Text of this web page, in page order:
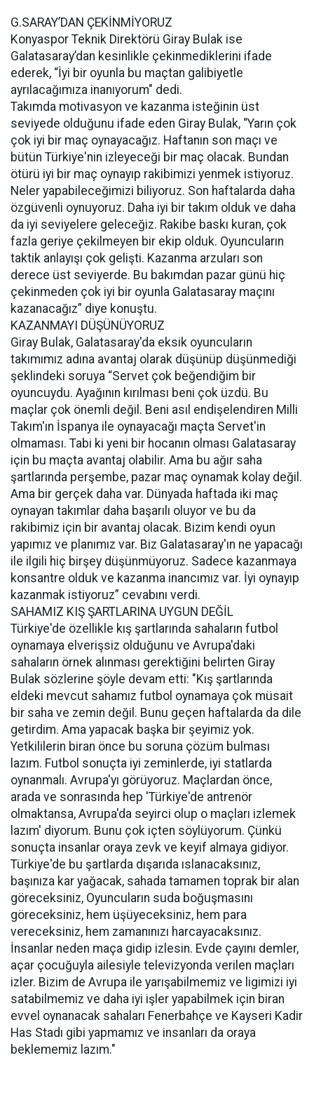
G.SARAY’DAN ÇEKİNMİYORUZ
Konyaspor Teknik Direktörü Giray Bulak ise
Galatasaray’dan kesinlikle çekinmediklerini ifade
ederek, “İyi bir oyunla bu maçtan galibiyetle
ayrılacağımıza inanıyorum" dedi.
Takımda motivasyon ve kazanma isteğinin üst
seviyede olduğunu ifade eden Giray Bulak, “Yarın çok
çok iyi bir maç oynayacağız. Haftanın son maçı ve
bütün Türkiye'nin izleyeceği bir maç olacak. Bundan
ötürü iyi bir maç oynayıp rakibimizi yenmek istiyoruz.
Neler yapabileceğimizi biliyoruz. Son haftalarda daha
özgüvenli oynuyoruz. Daha iyi bir takım olduk ve daha
da iyi seviyelere geleceğiz. Rakibe baskı kuran, çok
fazla geriye çekilmeyen bir ekip olduk. Oyuncuların
taktik anlayışı çok gelişti. Kazanma arzuları son
derece üst seviyerde. Bu bakımdan pazar günü hiç
çekinmeden çok iyi bir oyunla Galatasaray maçını
kazanacağız” diye konuştu.
KAZANMAYI DÜŞÜNÜYORUZ
Giray Bulak, Galatasaray'da eksik oyuncuların
takımımız adına avantaj olarak düşünüp düşünmediği
şeklindeki soruya “Servet çok beğendiğim bir
oyuncuydu. Ayağının kırılması beni çok üzdü. Bu
maçlar çok önemli değil. Beni asıl endişelendiren Milli
Takım'ın İspanya ile oynayacağı maçta Servet'in
olmaması. Tabi ki yeni bir hocanın olması Galatasaray
için bu maçta avantaj olabilir. Ama bu ağır saha
şartlarında perşembe, pazar maç oynamak kolay değil.
Ama bir gerçek daha var. Dünyada haftada iki maç
oynayan takımlar daha başarılı oluyor ve bu da
rakibimiz için bir avantaj olacak. Bizim kendi oyun
yapımız ve planımız var. Biz Galatasaray'ın ne yapacağı
ile ilgili hiç birşey düşünmüyoruz. Sadece kazanmaya
konsantre olduk ve kazanma inancımız var. İyi oynayıp
kazanmak istiyoruz” cevabını verdi.
SAHAMIZ KIŞ ŞARTLARINA UYGUN DEĞİL
Türkiye'de özellikle kış şartlarında sahaların futbol
oynamaya elverişsiz olduğunu ve Avrupa'daki
sahaların örnek alınması gerektiğini belirten Giray
Bulak sözlerine şöyle devam etti: "Kış şartlarında
eldeki mevcut sahamız futbol oynamaya çok müsait
bir saha ve zemin değil. Bunu geçen haftalarda da dile
getirdim. Ama yapacak başka bir şeyimiz yok.
Yetkililerin biran önce bu soruna çözüm bulması
lazım. Futbol sonuçta iyi zeminlerde, iyi statlarda
oynanmalı. Avrupa'yı görüyoruz. Maçlardan önce,
arada ve sonrasında hep 'Türkiye'de antrenör
olmaktansa, Avrupa'da seyirci olup o maçları izlemek
lazım' diyorum. Bunu çok içten söylüyorum. Çünkü
sonuçta insanlar oraya zevk ve keyif almaya gidiyor.
Türkiye'de bu şartlarda dışarıda ıslanacaksınız,
başınıza kar yağacak, sahada tamamen toprak bir alan
göreceksiniz, Oyuncuların suda boğuşmasını
göreceksiniz, hem üşüyeceksiniz, hem para
vereceksiniz, hem zamanınızı harcayacaksınız.
İnsanlar neden maça gidip izlesin. Evde çayını demler,
açar çocuğuyla ailesiyle televizyonda verilen maçları
izler. Bizim de Avrupa ile yarışabilmemiz ve ligimizi iyi
satabilmemiz ve daha iyi işler yapabilmek için biran
evvel oynanacak sahaları Fenerbahçe ve Kayseri Kadir
Has Stadı gibi yapmamız ve insanları da oraya
beklememiz lazım."